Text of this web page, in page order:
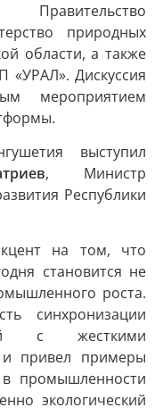
Правительство
природных
области, а также
Дискуссия
мероприятием
выступил
, Министр
Республики
на том, что
становится не
роста.
синхронизации
с жесткими
и привел примеры
промышленности
экологический